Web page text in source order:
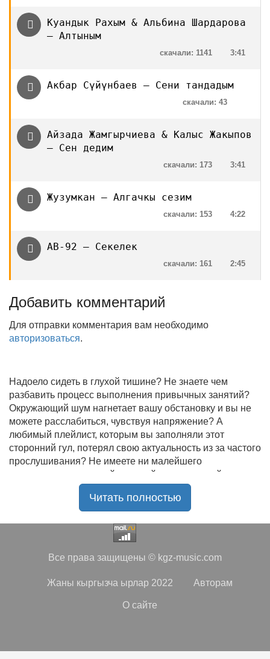
Куандык Рахым & Альбина Шардарова
— Алтыным
3:41
скачали: 1141
Акбар Сүйүнбаев — Сени тандадым
скачали: 43
Айзада Жамгырчиева & Калыс Жакыпов
— Сен дедим
3:41
скачали: 173
Жузумкан — Алгачкы сезим
4:22
скачали: 153
AB-92 — Секелек
2:45
скачали: 161
Добавить комментарий
Для отправки комментария вам необходимо
авторизоваться.
Надоело сидеть в глухой тишине? Не знаете чем
разбавить процесс выполнения привычных занятий?
Окружающий шум нагнетает вашу обстановку и вы не
можете расслабиться, чувствуя напряжение? А
любимый плейлист, которым вы заполняли этот
сторонний гул, потерял свою актуальность из за частого
прослушивания? Не имеете ни малейшего
представления, где найти новый качественный контент
на замену старому? В таком случае вы обратились по
радостью приветствует своих старых и новых
чудесную подборку самых лучших песен всех времён
старых и новых треков, самые востребованные и
популярные композиции отечественных и зарубежных
с возможностью безлимитного онлайн прослушивания.
Читать полностью
Все права защищены © kgz-music.com
Жаны кыргызча ырлар 2022 Авторам
О сайте